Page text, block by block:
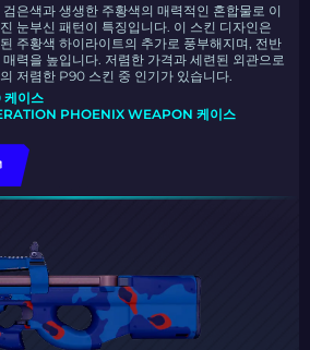
검은색과 생생한 주황색의 매력적인 혼합물로 이
눈부신 패턴이 특징입니다. 이 스킨 디자인은
주황색 하이라이트의 추가로 풍부해지며, 전반
매력을 높입니다. 저렴한 가격과 세련된 외관으로
저렴한 P90 스킨 중 인기가 있습니다.
이스
PHOENIX WEAPON 케이스